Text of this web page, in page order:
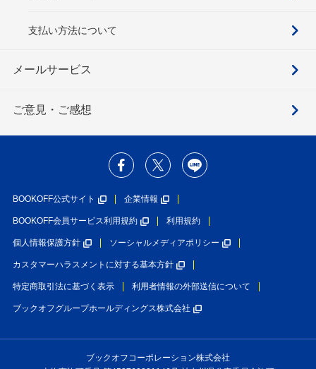
支払い方法について
メールサービス
ご意見・ご感想
BOOKOFF公式サイト 企業情報
BOOKOFF会員サービス利用規約 利用規約
個人情報保護方針 ソーシャルメディアポリシー
カスタマーハラスメントに対する基本方針
特定商取引法に基づく表示 利用者情報の外部送信について
ブックオフグループホールディングス株式会社
ブックオフコーポレーション株式会社